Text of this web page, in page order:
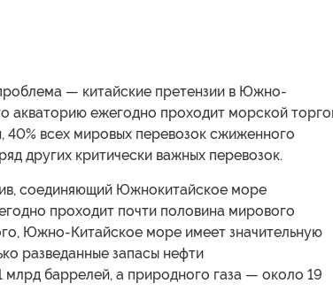
— китайские претензии в Южно-
акваторию ежегодно проходит морской
40% всех мировых перевозок сжиженного
других критически важных перевозок.
соединяющий Южнокитайское море
проходит почти половина мирового
Южно-Китайское море имеет значительную
разведанные запасы нефти
млрд баррелей, а природного газа — около 19